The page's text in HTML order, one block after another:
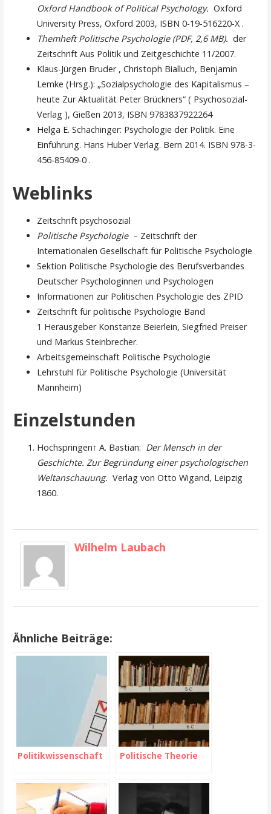
Oxford Handbook of Political Psychology. Oxford
University Press, Oxford 2003, ISBN 0-19-516220-X .
Themheft Politische Psychologie (PDF, 2,6 MB). der
Zeitschrift Aus Politik und Zeitgeschichte 11/2007.
Klaus-Jürgen Bruder , Christoph Bialluch, Benjamin
Lemke (Hrsg.): „Sozialpsychologie des Kapitalismus –
heute Zur Aktualität Peter Brückners“ ( Psychosozial-
Verlag ), Gießen 2013, ISBN 9783837922264
Helga E. Schachinger: Psychologie der Politik. Eine
Einführung. Hans Huber Verlag. Bern 2014. ISBN 978-3-
456-85409-0 .
Weblinks
Zeitschrift psychosozial
Politische Psychologie – Zeitschrift der
Internationalen Gesellschaft für Politische Psychologie
Sektion Politische Psychologie des Berufsverbandes
Deutscher Psychologinnen und Psychologen
Informationen zur Politischen Psychologie des ZPID
Zeitschrift für politische Psychologie Band
1 Herausgeber Konstanze Beierlein, Siegfried Preiser
und Markus Steinbrecher.
Arbeitsgemeinschaft Politische Psychologie
Lehrstuhl für Politische Psychologie (Universität
Mannheim)
Einzelstunden
Hochspringen↑ A. Bastian: Der Mensch in der
Geschichte. Zur Begründung einer psychologischen
Weltanschauung. Verlag von Otto Wigand, Leipzig
1860.
Wilhelm Laubach
Ähnliche Beiträge:
Politikwissenschaft Politische Theorie